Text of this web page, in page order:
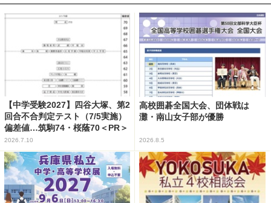
【中学受験2027】四谷大塚、第2
回合不合判定テスト（7/5実施）
偏差値…筑駒74・桜蔭70＜PR＞
2026.7.10
高校囲碁全国大会、団体戦は
灘・南山女子部が優勝
2026.8.5